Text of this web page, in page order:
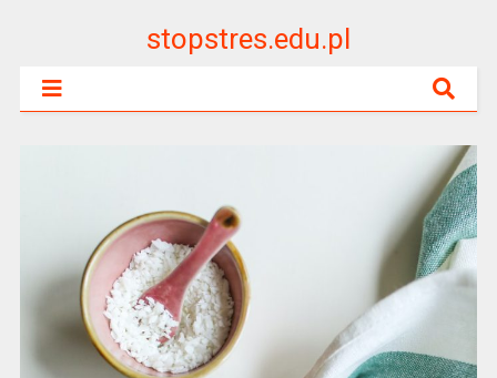
stopstres.edu.pl